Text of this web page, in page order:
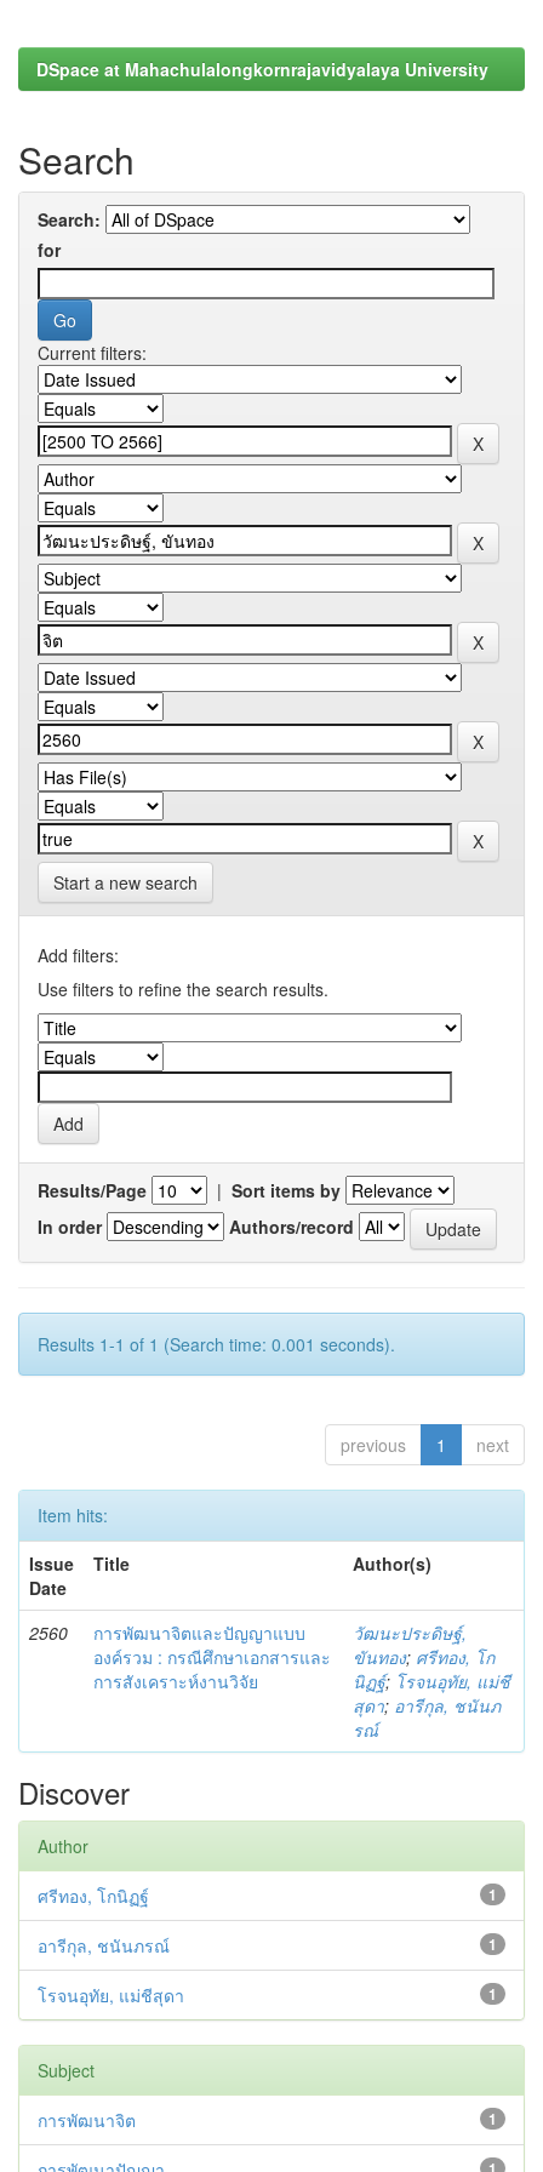
DSpace at Mahachulalongkornrajavidyalaya University
Search
Search:
for
Current filters:
Start a new search
Add filters:
Use filters to refine the search results.
Results/Page | Sort items by
In order
Authors/record
Results 1-1 of 1 (Search time: 0.001 seconds).
previous 1 next
Item hits:
Issue
Date
Title Author(s)
2560
การพัฒนาจิตและปัญญาแบบ
องค์รวม : กรณีศึกษาเอกสารและ
การสังเคราะห์งานวิจัย
วัฒนะประดิษฐ์,
ขันทอง; ศรีทอง, โก
นิฏฐ์; โรจนอุทัย, แม่ชี
สุดา; อารีกุล, ชนันภ
รณ์
Discover
Author
1
ศรีทอง, โกนิฏฐ์
1
อารีกุล, ชนันภรณ์
1
โรจนอุทัย, แม่ชีสุดา
Subject
1
การพัฒนาจิต